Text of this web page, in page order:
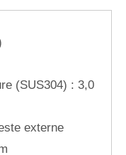
(SUS304) : 3,0
externe